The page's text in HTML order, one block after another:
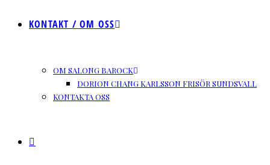
KONTAKT / OM OSS
OM SALONG BAROCK
DORION CHANG KARLSSON FRISÖR SUNDSVALL
KONTAKTA OSS
SLÅ